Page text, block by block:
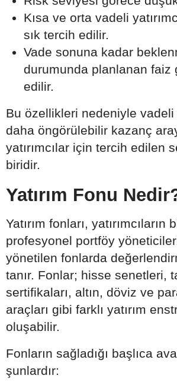
Kısa ve orta vadeli
sık tercih edilir.
Vade sonuna kadar
durumunda planlanan faiz
edilir.
Bu özellikleri nedeniyle vadeli
daha öngörülebilir kazanç
yatırımcılar için tercih edilen
biridir.
Yatırım Fonu
Yatırım fonları, yatırımcıların
profesyonel portföy
yönetilen fonlarda
tanır. Fonlar; hisse senetleri,
sertifikaları, altın, döviz ve
araçları gibi farklı yatırım
oluşabilir.
Fonların sağladığı başlıca
şunlardır: